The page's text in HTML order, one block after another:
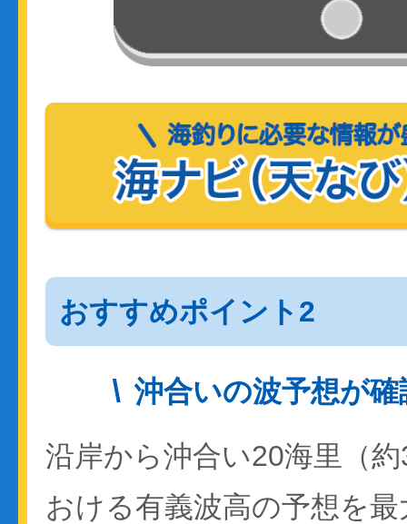
おすすめポイント2
沖合いの波予想が
沿岸から沖合い20海里（
おける有義波高の予想を